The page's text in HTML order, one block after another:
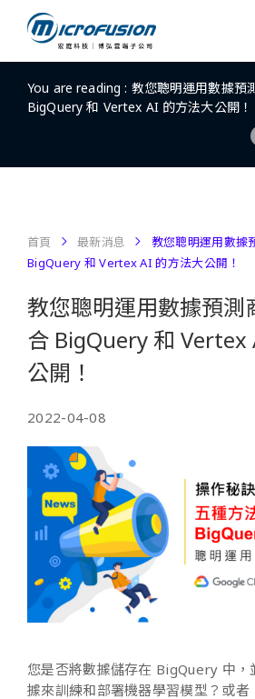
You are reading : 教您聰明運用數據預
BigQuery 和 Vertex AI 的方法大公開！
首頁 最新消息
教您聰明運用數據
BigQuery 和 Vertex AI 的方法大公開！
教您聰明運用數據預測
合 BigQuery 和 Vertex
公開！
2022-04-08
您是否將數據儲存在 BigQuery 中，
據來訓練和部署機器學習模型？或者